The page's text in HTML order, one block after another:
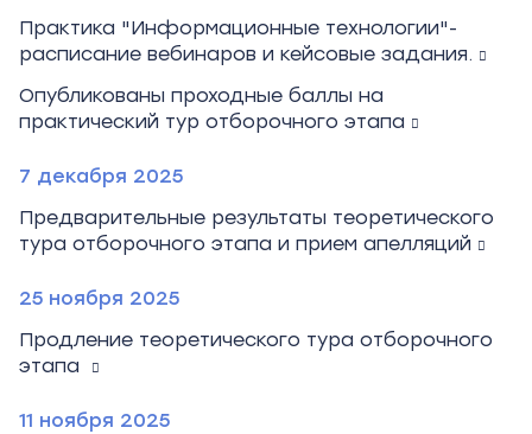
Практика "Информационные технологии"-
расписание вебинаров и кейсовые задания.
Опубликованы проходные баллы на
практический тур отборочного этапа
7 декабря 2025
Предварительные результаты теоретического
тура отборочного этапа и прием апелляций
25 ноября 2025
Продление теоретического тура отборочного
этапа
11 ноября 2025